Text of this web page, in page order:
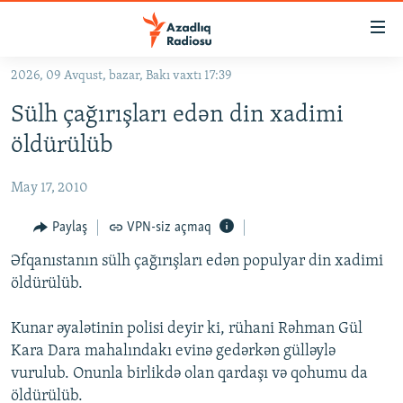
Əsas
qayıt
Əsas
qayıt
#İZAHLA
#ƏSLINDƏ
FƏRQƏ BAX
QANUNI DOĞRU
ARAŞDIRMA
MULTIMEDIA
VIDEO
FOTOQALEREYA
RADIO ARXIV
OXU ZALI
HAQQIMIZDA
2026, 09 Avqust, bazar, Bakı vaxtı 17:39
Sülh çağırışları edən din xadimi
öldürülüb
May 17, 2010
Paylaş VPN-siz açmaq
Əfqanıstanın sülh çağırışları edən populyar din xadimi
öldürülüb.
Kunar əyalətinin polisi deyir ki, rühani Rəhman Gül
Kara Dara mahalındakı evinə gedərkən gülləylə
vurulub. Onunla birlikdə olan qardaşı və qohumu da
öldürülüb.